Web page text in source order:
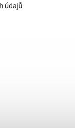
údajů